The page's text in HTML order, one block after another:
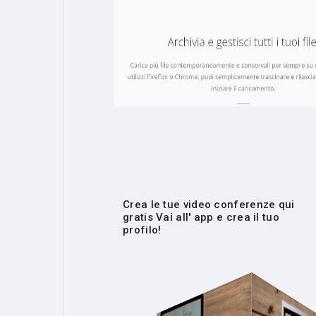
Crea le tue video conferenze qui
gratis Vai all' app e crea il tuo
profilo!